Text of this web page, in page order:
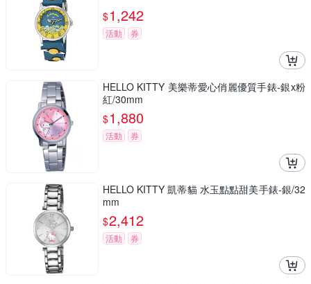
$1,242
活動 券
HELLO KITTY 美樂蒂愛心俏麗優質手錶-銀x粉
紅/30mm
$1,880
活動 券
HELLO KITTY 凱蒂貓 水玉點點甜美手錶-銀/32
mm
$2,412
活動 券